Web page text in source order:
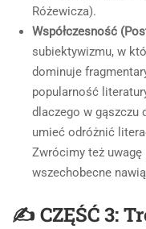
Różewicza).
Współczesność
subiektywizmu, w
dominuje
popularność
dlaczego w gąszczu
umieć odróżnić
Zwrócimy też
wszechobecne
✍️CZĘŚĆ3: